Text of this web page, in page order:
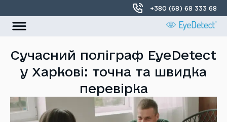
+380 (68) 68 333 68
Головна
Локації
Сучасний поліграф EyeDetect
у Харкові: точна та швидка
перевірка